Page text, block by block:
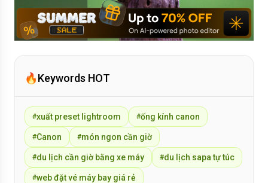
🔥Keywords HOT
#xuất preset lightroom #ống kính canon
#Canon #món ngon cần giờ
#du lịch cần giờ bằng xe máy #du lịch sapa tự túc
#web đặt vé máy bay giá rẻ